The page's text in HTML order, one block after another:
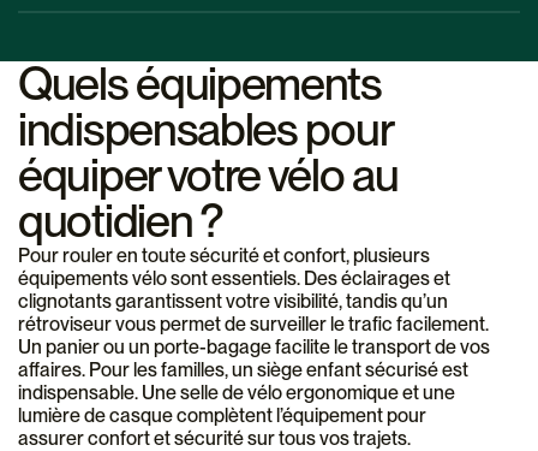
ainsi plus de confort et de capacité de chargement.
ajustée et fabriquée à partir de matériaux durables pour offrir
réduire la fatigue et d’éviter les douleurs après de longues
heures en selle.
autonomie, étanches et suffisamment puissantes pour vous
rendre visible dans toutes les conditions. Une lumière de
casque est également une option pratique pour éclairer la
route là où vous regardez, augmentant ainsi votre sécurité
globale.
Quels équipements
indispensables pour
équiper votre vélo au
quotidien ?
Pour rouler en toute sécurité et confort, plusieurs
équipements vélo sont essentiels. Des éclairages et
clignotants garantissent votre visibilité, tandis qu’un
rétroviseur vous permet de surveiller le trafic facilement.
Un panier ou un porte-bagage facilite le transport de vos
affaires. Pour les familles, un siège enfant sécurisé est
indispensable. Une selle de vélo ergonomique et une
lumière de casque complètent l’équipement pour
assurer confort et sécurité sur tous vos trajets.